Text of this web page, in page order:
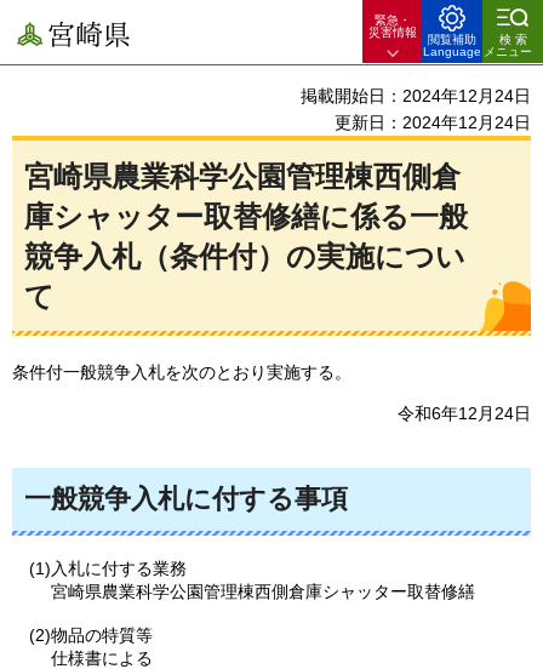
宮崎県
緊急・
災害情報
閲覧補助
Language
検索
メニュー
掲載開始日：2024年12月24日
更新日：2024年12月24日
宮崎県農業科学公園管理棟西側倉
庫シャッター取替修繕に係る一般
競争入札（条件付）の実施につい
て
条件付一般競争入札を次のとおり実施する。
令和6年12月24日
一般競争入札に付する事項
(1)入札に付する業務
宮崎県農業科学公園管理棟西側倉庫シャッター取替修繕
(2)物品の特質等
仕様書による